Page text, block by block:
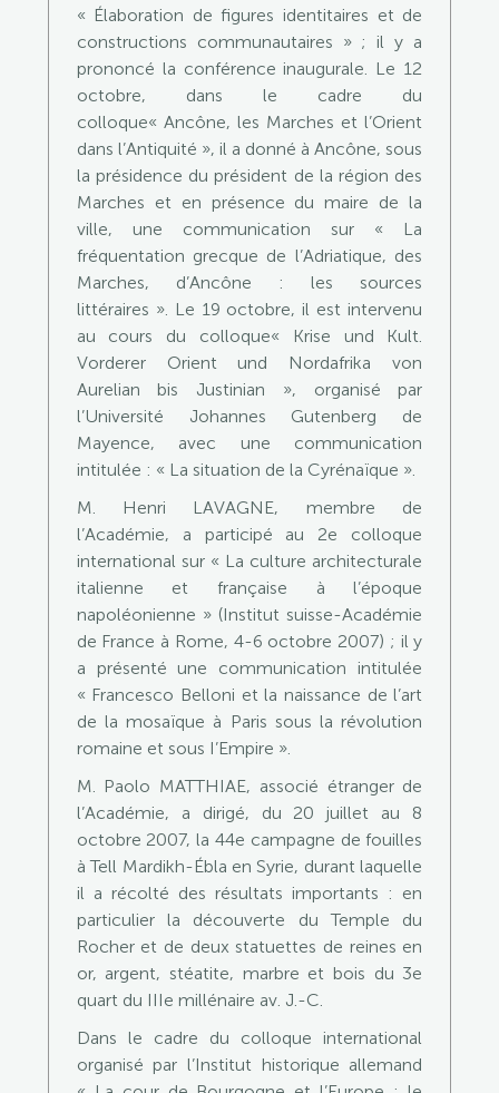
« Élaboration de figures identitaires et de
constructions communautaires » ; il y a
prononcé la conférence inaugurale. Le 12
octobre, dans le cadre du
colloque« Ancône, les Marches et l’Orient
dans l’Antiquité », il a donné à Ancône, sous
la présidence du président de la région des
Marches et en présence du maire de la
ville, une communication sur « La
fréquentation grecque de l’Adriatique, des
Marches, d’Ancône : les sources
littéraires ». Le 19 octobre, il est intervenu
au cours du colloque« Krise und Kult.
Vorderer Orient und Nordafrika von
Aurelian bis Justinian », organisé par
l’Université Johannes Gutenberg de
Mayence, avec une communication
intitulée : « La situation de la Cyrénaïque ».
M. Henri LAVAGNE, membre de
l’Académie, a participé au 2e colloque
international sur « La culture architecturale
italienne et française à l’époque
napoléonienne » (Institut suisse-Académie
de France à Rome, 4-6 octobre 2007) ; il y
a présenté une communication intitulée
« Francesco Belloni et la naissance de l’art
de la mosaïque à Paris sous la révolution
romaine et sous I’Empire ».
M. Paolo MATTHIAE, associé étranger de
l’Académie, a dirigé, du 20 juillet au 8
octobre 2007, la 44e campagne de fouilles
à Tell Mardikh-Ébla en Syrie, durant laquelle
il a récolté des résultats importants : en
particulier la découverte du Temple du
Rocher et de deux statuettes de reines en
or, argent, stéatite, marbre et bois du 3e
quart du IIIe millénaire av. J.-C.
Dans le cadre du colloque international
organisé par l’Institut historique allemand